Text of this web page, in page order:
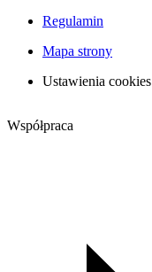
Regulamin
Mapa strony
Ustawienia cookies
Współpraca